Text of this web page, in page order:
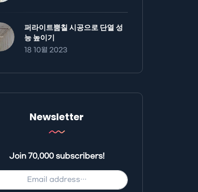
퍼라이트뿜칠 시공으로 단열 성
능 높이기
18 10월 2023
Newsletter
Join 70,000 subscribers!